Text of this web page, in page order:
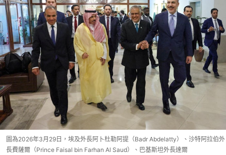
圖為2026年3月29日，埃及外長阿卜杜勒阿提（Badr Abdelatty）、沙特阿拉伯外
長費薩爾（Prince Faisal bin Farhan Al Saud）、巴基斯坦外長達爾